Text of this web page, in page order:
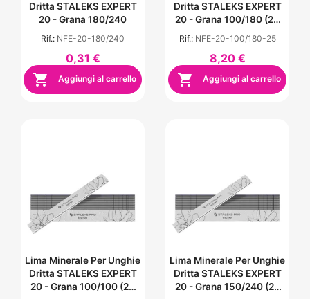
Dritta STALEKS EXPERT
20 - Grana 180/240
Rif.: NFE-20-180/240
0,31 €
 Aggiungi al carrello
Dritta STALEKS EXPERT
20 - Grana 100/180 (25
Pz.)
Rif.: NFE-20-100/180-25
8,20 €
 Aggiungi al carrello
Lima Minerale Per Unghie
Dritta STALEKS EXPERT
20 - Grana 100/100 (25
Lima Minerale Per Unghie
Dritta STALEKS EXPERT
20 - Grana 150/240 (25